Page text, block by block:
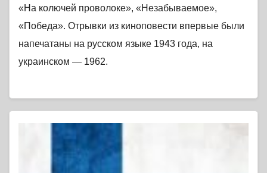
«На колючей проволоке», «Незабываемое»,
«Победа». Отрывки из киноповести впервые были
напечатаны на русском языке 1943 года, на
украинском — 1962.